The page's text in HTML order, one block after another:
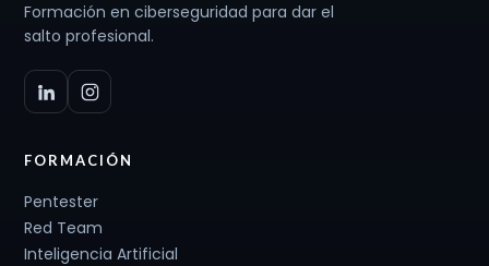
Formación en ciberseguridad para dar el
salto profesional.
FORMACIÓN
Pentester
Red Team
Inteligencia Artificial